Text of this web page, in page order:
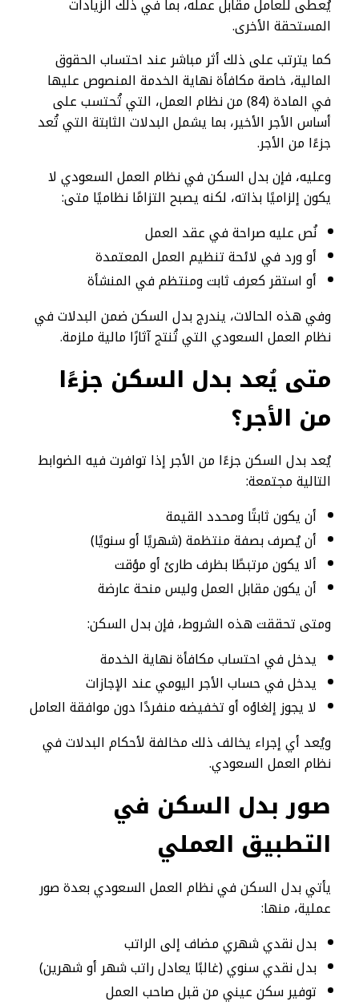
يُعطى للعامل مقابل عمله، بما في ذلك الزيادات
المستحقة الأخرى.
كما يترتب على ذلك أثر مباشر عند احتساب الحقوق
المالية، خاصة مكافأة نهاية الخدمة المنصوص عليها
في المادة (84) من نظام العمل، التي تُحتسب على
أساس الأجر الأخير، بما يشمل البدلات الثابتة التي تُعد
جزءًا من الأجر.
وعليه، فإن بدل السكن في نظام العمل السعودي لا
يكون إلزاميًا بذاته، لكنه يصبح التزامًا نظاميًا متى:
نُص عليه صراحة في عقد العمل
أو ورد في لائحة تنظيم العمل المعتمدة
أو استقر كعرف ثابت ومنتظم في المنشأة
وفي هذه الحالات، يندرج بدل السكن ضمن البدلات في
نظام العمل السعودي التي تُنتج آثارًا مالية ملزمة.
متى يُعد بدل السكن جزءًا
من الأجر؟
يُعد بدل السكن جزءًا من الأجر إذا توافرت فيه الضوابط
التالية مجتمعة:
أن يكون ثابتًا ومحدد القيمة
أن يُصرف بصفة منتظمة (شهريًا أو سنويًا)
ألا يكون مرتبطًا بظرف طارئ أو مؤقت
أن يكون مقابل العمل وليس منحة عارضة
ومتى تحققت هذه الشروط، فإن بدل السكن:
يدخل في احتساب مكافأة نهاية الخدمة
يدخل في حساب الأجر اليومي عند الإجازات
لا يجوز إلغاؤه أو تخفيضه منفردًا دون موافقة العامل
ويُعد أي إجراء يخالف ذلك مخالفة لأحكام البدلات في
نظام العمل السعودي.
صور بدل السكن في
التطبيق العملي
يأتي بدل السكن في نظام العمل السعودي بعدة صور
عملية، منها:
بدل نقدي شهري مضاف إلى الراتب
بدل نقدي سنوي (غالبًا يعادل راتب شهر أو شهرين)
توفير سكن عيني من قبل صاحب العمل